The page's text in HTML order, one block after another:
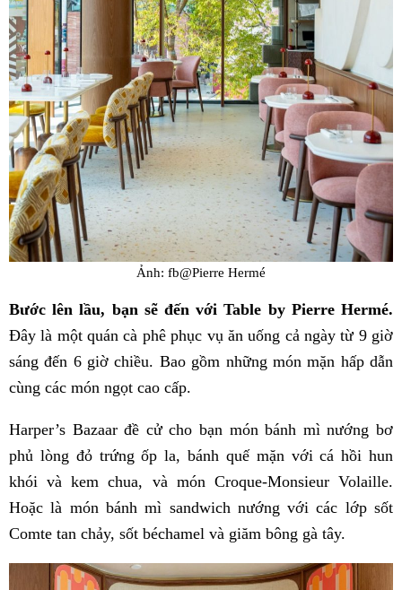
Ảnh: fb@Pierre Hermé
Bước lên lầu, bạn sẽ đến với Table by Pierre Hermé.
Đây là một quán cà phê phục vụ ăn uống cả ngày từ 9 giờ
sáng đến 6 giờ chiều. Bao gồm những món mặn hấp dẫn
cùng các món ngọt cao cấp.
Harper’s Bazaar đề cử cho bạn món bánh mì nướng bơ
phủ lòng đỏ trứng ốp la, bánh quế mặn với cá hồi hun
khói và kem chua, và món Croque-Monsieur Volaille.
Hoặc là món bánh mì sandwich nướng với các lớp sốt
Comte tan chảy, sốt béchamel và giăm bông gà tây.